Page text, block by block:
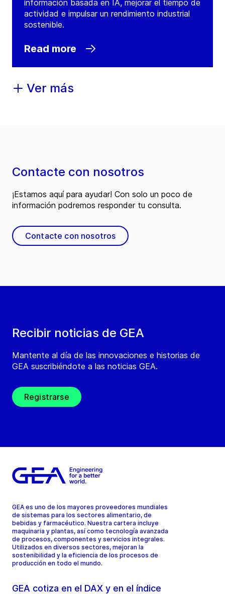
información basada en IA, mejorar el tiempo de
actividad e impulsar un rendimiento industrial
sostenible.
Read more
Ver más
Recibir noticias de GEA
Mantente al día de las innovaciones e historias de
GEA suscribiéndote a las noticias GEA.
Registrarse
Contacte con nosotros
¡Estamos aquí para ayudar! Con solo un poco de
información podremos responder tu consulta.
Contacte con nosotros
GEA es uno de los mayores proveedores mundiales
de sistemas para los sectores alimentario, de
bebidas y farmacéutico. Nuestra cartera incluye
maquinaria y plantas, así como tecnología avanzada
de procesos, componentes y servicios integrales.
Utilizados en diversos sectores, mejoran la
sostenibilidad y la eficiencia de los procesos de
producción en todo el mundo.
GEA cotiza en el DAX y en el índice